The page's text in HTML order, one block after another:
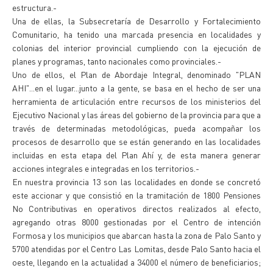
estructura.-
Una de ellas, la Subsecretaría de Desarrollo y Fortalecimiento
Comunitario, ha tenido una marcada presencia en localidades y
colonias del interior provincial cumpliendo con la ejecución de
planes y programas, tanto nacionales como provinciales.-
Uno de ellos, el Plan de Abordaje Integral, denominado "PLAN
AHI"...en el lugar...junto a la gente, se basa en el hecho de ser una
herramienta de articulación entre recursos de los ministerios del
Ejecutivo Nacional y las áreas del gobierno de la provincia para que a
través de determinadas metodológicas, pueda acompañar los
procesos de desarrollo que se están generando en las localidades
incluidas en esta etapa del Plan Ahí y, de esta manera generar
acciones integrales e integradas en los territorios.-
En nuestra provincia 13 son las localidades en donde se concretó
este accionar y que consistió en la tramitación de 1800 Pensiones
No Contributivas en operativos directos realizados al efecto,
agregando otras 8000 gestionadas por el Centro de intención
Formosa y los municipios que abarcan hasta la zona de Palo Santo y
5700 atendidas por el Centro Las Lomitas, desde Palo Santo hacia el
oeste, llegando en la actualidad a 34000 el número de beneficiarios;